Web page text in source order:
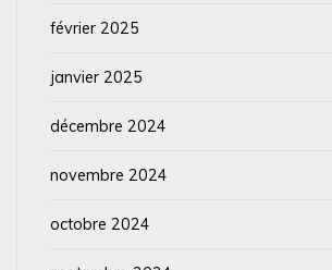
février 2025
janvier 2025
décembre 2024
novembre 2024
octobre 2024